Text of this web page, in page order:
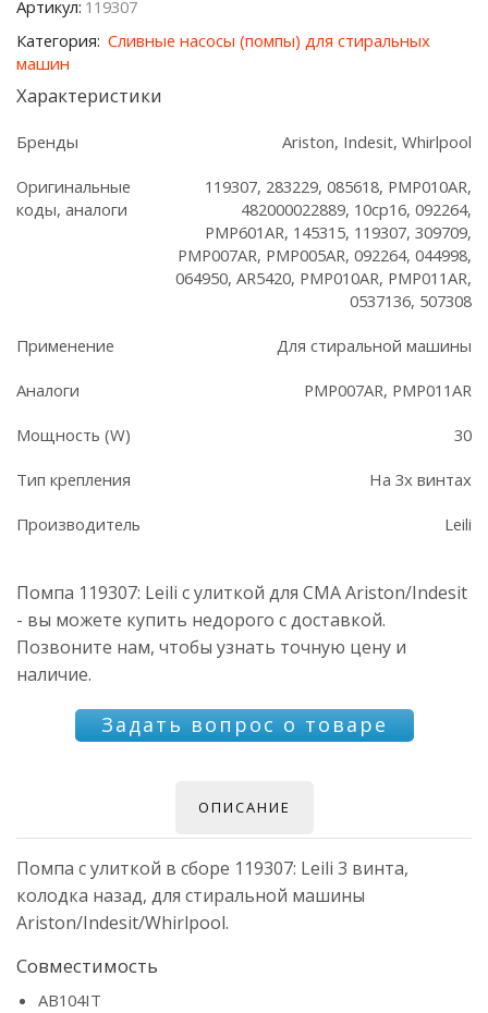
улиткой
СМА
Ariston/Indesit
Артикул: 119307
Категория: Сливные насосы (помпы) для стиральных
машин
Характеристики
Бренды Ariston, Indesit, Whirlpool
Оригинальные
коды, аналоги
119307, 283229, 085618, PMP010AR,
482000022889, 10cp16, 092264,
PMP601AR, 145315, 119307, 309709,
PMP007AR, PMP005AR, 092264, 044998,
064950, AR5420, PMP010AR, PMP011AR,
0537136, 507308
Применение Для стиральной машины
Аналоги PMP007AR, PMP011AR
Мощность (W) 30
Тип крепления На 3х винтах
Производитель Leili
Помпа 119307: Leili с улиткой для СМА Ariston/Indesit
- вы можете купить недорого с доставкой.
Позвоните нам, чтобы узнать точную цену и
наличие.
Задать вопрос о товаре
ОПИСАНИЕ
Помпа с улиткой в сборе 119307: Leili 3 винта,
колодка назад, для стиральной машины
Ariston/Indesit/Whirlpool.
Совместимость
AB104IT